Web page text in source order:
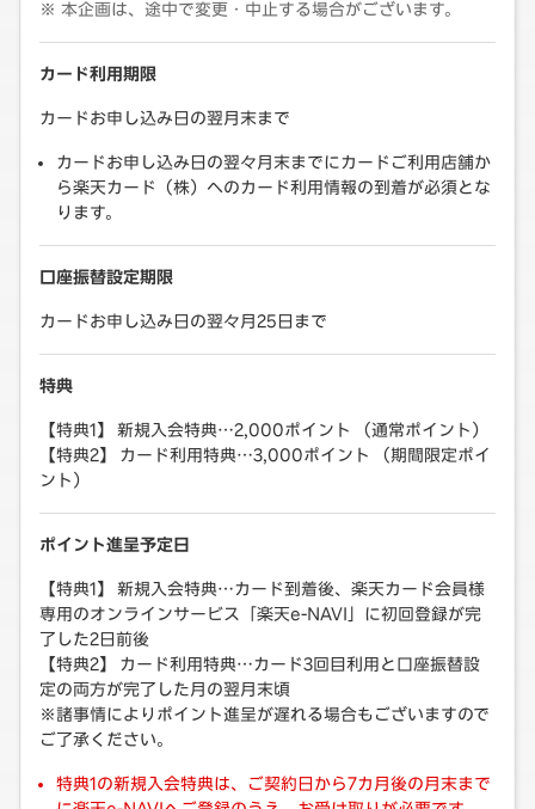
本企画は、途中で変更・中止する場合がございます。
カード利用期限
カードお申し込み日の翌月末まで
カードお申し込み日の翌々月末までにカードご利用店舗か
ら楽天カード（株）へのカード利用情報の到着が必須とな
ります。
口座振替設定期限
カードお申し込み日の翌々月25日まで
特典
【特典1】 新規入会特典…2,000ポイント （通常ポイント）
【特典2】 カード利用特典…3,000ポイント （期間限定ポイ
ント）
ポイント進呈予定日
【特典1】 新規入会特典…カード到着後、楽天カード会員様
専用のオンラインサービス「楽天e-NAVI」に初回登録が完
了した2日前後
【特典2】 カード利用特典…カード3回目利用と口座振替設
定の両方が完了した月の翌月末頃
※諸事情によりポイント進呈が遅れる場合もございますので
ご了承ください。
特典1の新規入会特典は、ご契約日から7カ月後の月末まで